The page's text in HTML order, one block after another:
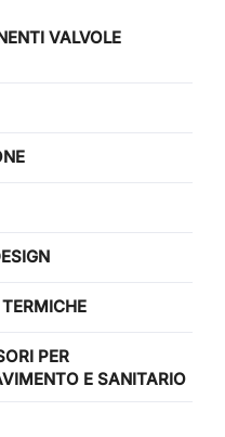
VALVOLE
PER
E SANITARIO